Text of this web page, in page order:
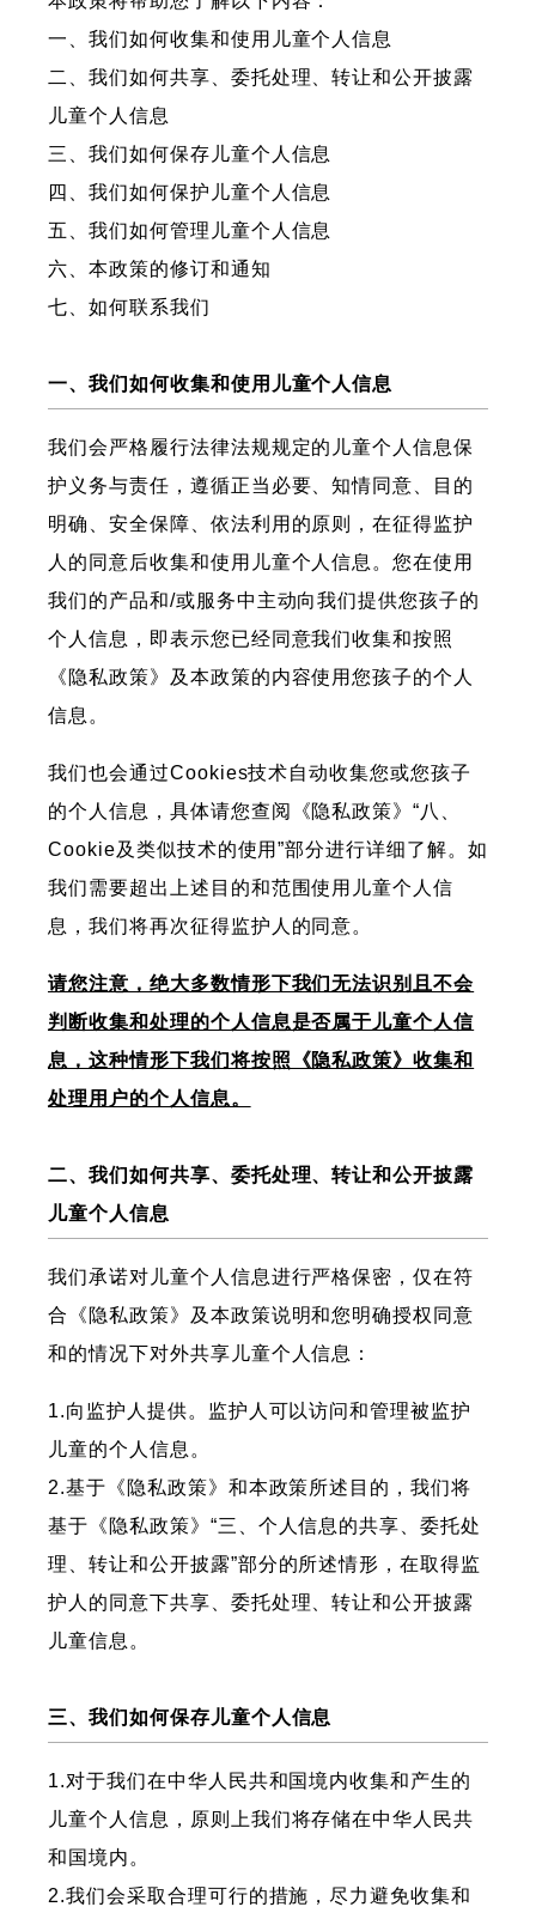
一、我们如何收集和使用儿童个人信息
二、我们如何共享、委托处理、转让和公开披露
儿童个人信息
三、我们如何保存儿童个人信息
四、我们如何保护儿童个人信息
五、我们如何管理儿童个人信息
六、本政策的修订和通知
七、如何联系我们
一、我们如何收集和使用儿童个人信息
我们会严格履行法律法规规定的儿童个人信息保
护义务与责任，遵循正当必要、知情同意、目的
明确、安全保障、依法利用的原则，在征得监护
人的同意后收集和使用儿童个人信息。您在使用
我们的产品和/或服务中主动向我们提供您孩子的
个人信息，即表示您已经同意我们收集和按照
《隐私政策》及本政策的内容使用您孩子的个人
信息。
我们也会通过Cookies技术自动收集您或您孩子
的个人信息，具体请您查阅《隐私政策》“八、
Cookie及类似技术的使用”部分进行详细了解。如
我们需要超出上述目的和范围使用儿童个人信
息，我们将再次征得监护人的同意。
请您注意，绝大多数情形下我们无法识别且不会
判断收集和处理的个人信息是否属于儿童个人信
息，这种情形下我们将按照《隐私政策》收集和
处理用户的个人信息。
二、我们如何共享、委托处理、转让和公开披露
儿童个人信息
我们承诺对儿童个人信息进行严格保密，仅在符
合《隐私政策》及本政策说明和您明确授权同意
和的情况下对外共享儿童个人信息：
1.向监护人提供。监护人可以访问和管理被监护
儿童的个人信息。
2.基于《隐私政策》和本政策所述目的，我们将
基于《隐私政策》“三、个人信息的共享、委托处
理、转让和公开披露”部分的所述情形，在取得监
护人的同意下共享、委托处理、转让和公开披露
儿童信息。
三、我们如何保存儿童个人信息
1.对于我们在中华人民共和国境内收集和产生的
儿童个人信息，原则上我们将存储在中华人民共
和国境内。
2.我们会采取合理可行的措施，尽力避免收集和